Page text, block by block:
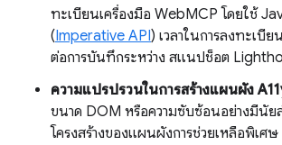
ทะเบียนเครื่องมือ WebMCP โดยใช้
(Imperative API) เวลาในการลงทะเบี
ต่อการบันทึกระหว่าง สแนปช็อต
ความแปรปรวนในการสร้างแผนผัง
ขนาด DOM หรือความซับซ้อนอย่างมีนัย
โครงสร้างของแผนผังการช่วยเหลือพิเศ